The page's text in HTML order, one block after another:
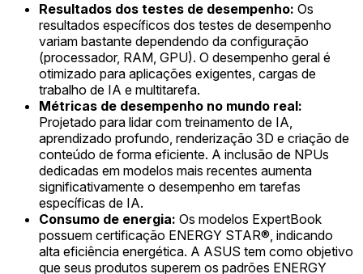
Resultados dos testes de desempenho: Os
resultados específicos dos testes de desempenho
variam bastante dependendo da configuração
(processador, RAM, GPU). O desempenho geral é
otimizado para aplicações exigentes, cargas de
trabalho de IA e multitarefa.
Métricas de desempenho no mundo real:
Projetado para lidar com treinamento de IA,
aprendizado profundo, renderização 3D e criação de
conteúdo de forma eficiente. A inclusão de NPUs
dedicadas em modelos mais recentes aumenta
significativamente o desempenho em tarefas
específicas de IA.
Consumo de energia: Os modelos ExpertBook
possuem certificação ENERGY STAR®, indicando
alta eficiência energética. A ASUS tem como objetivo
que seus produtos superem os padrões ENERGY